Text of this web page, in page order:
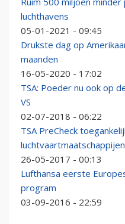
luchthavens
05-01-2021 - 09:45
Drukste dag op
maanden
16-05-2020 - 17:02
TSA: Poeder nu ook op
VS
02-07-2018 - 06:22
TSA PreCheck
luchtvaartmaatschappijen
26-05-2017 - 00:13
Lufthansa eerste
program
03-09-2016 - 22:59